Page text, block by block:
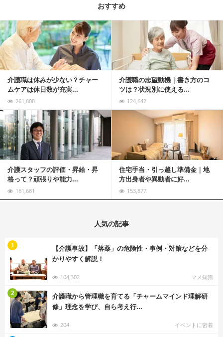
おすすめ
介護職は休みが少ない？チャー
ムケアは休日数が充実...
261,608
介護職の志望動機｜書き方のコ
ツは？状況別に使える...
124,642
記事を読む
介護スタッフの評価・昇給・昇
格って？頑張りや能力...
161,681
住宅手当・引っ越し準備金｜地
方出身者や異動者に好...
153,877
記事を読む
人気の記事
【介護事故】「落薬」の危険性・事例・対策などを分
かりやすく解説！
104,302 マメ知識
1
介護職から管理職を育てる「チャームマインド理解研
修」理念を学び、自ら考え行...
204 イベントに密着
2